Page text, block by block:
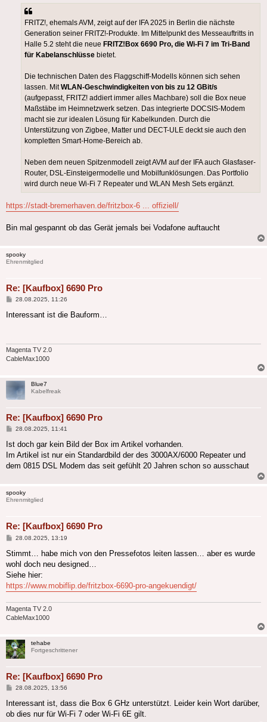
FRITZ!, ehemals AVM, zeigt auf der IFA 2025 in Berlin die nächste
Generation seiner FRITZ!-Produkte. Im Mittelpunkt des Messeauftritts in
Halle 5.2 steht die neue FRITZ!Box 6690 Pro, die Wi-Fi 7 im Tri-Band
für Kabelanschlüsse bietet.
Die technischen Daten des Flaggschiff-Modells können sich sehen
lassen. MitWLAN-Geschwindigkeiten von bis zu 12 GBit/s
(aufgepasst, FRITZ! addiert immer alles Machbare) soll die Box neue
Maßstäbe im Heimnetzwerk setzen. Das integrierte DOCSIS-Modem
macht sie zur idealen Lösung für Kabelkunden. Durch die
Unterstützung von Zigbee, Matter und DECT-ULE deckt sie auch den
kompletten Smart-Home-Bereich ab.
Neben dem neuen Spitzenmodell zeigt AVM auf der IFA auch Glasfaser-
Router, DSL-Einsteigermodelle und Mobilfunklösungen. Das Portfolio
wird durch neue Wi-Fi 7 Repeater und WLAN Mesh Sets ergänzt.
https://stadt-bremerhaven.de/fritzbox-6 ... offiziell/
Bin mal gespannt ob das Gerät jemals bei Vodafone auftaucht
spooky
Ehrenmitglied
Re: [Kaufbox] 6690 Pro
Beitrag
28.08.2025, 11:26
Interessant ist die Bauform…
Magenta TV 2.0
CableMax1000
Blue7
Kabelfreak
Re: [Kaufbox] 6690 Pro
Beitrag
28.08.2025, 11:41
Ist doch gar kein Bild der Box im Artikel vorhanden.
Im Artikel ist nur ein Standardbild der des 3000AX/6000 Repeater und
dem 0815 DSL Modem das seit gefühlt 20 Jahren schon so ausschaut
spooky
Ehrenmitglied
Re: [Kaufbox] 6690 Pro
Beitrag
28.08.2025, 13:19
Stimmt… habe mich von den Pressefotos leiten lassen… aber es wurde
wohl doch neu designed…
Siehe hier:
https://www.mobiflip.de/fritzbox-6690-pro-angekuendigt/
Magenta TV 2.0
CableMax1000
tehabe
Fortgeschrittener
Re: [Kaufbox] 6690 Pro
Beitrag
28.08.2025, 13:56
Interessant ist, dass die Box 6 GHz unterstützt. Leider kein Wort darüber,
ob dies nur für Wi-Fi 7 oder Wi-Fi 6E gilt.